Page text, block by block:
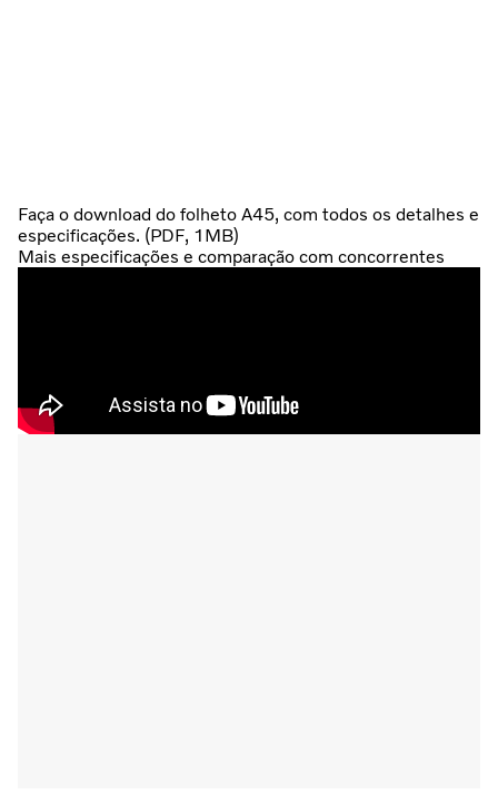
Faça o download do folheto A45, com todos os detalhes e
especificações. (PDF, 1MB)
Mais especificações e comparação com concorrentes